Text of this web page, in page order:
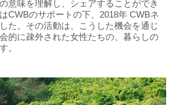
意味を理解し、シェアすることができ
CWBのサポートの下、2018年 CWBネ
た。その活動は、こうした機会を通じ
的に疎外された女性たちの、暮らしの
。